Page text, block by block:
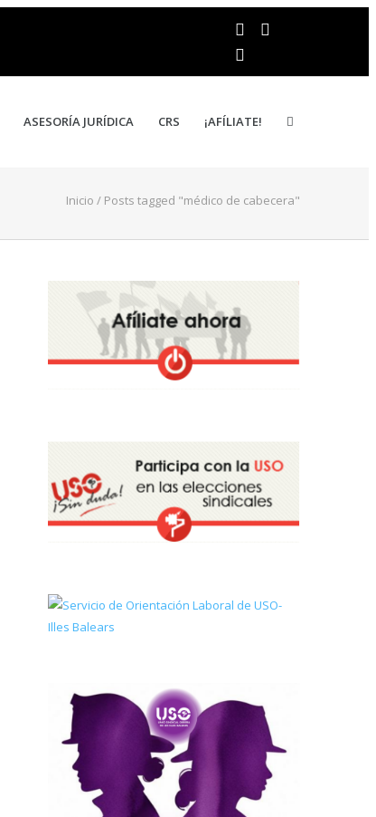
ASESORÍA JURÍDICA CRS ¡AFÍLIATE!
Inicio / Posts tagged "médico de cabecera"